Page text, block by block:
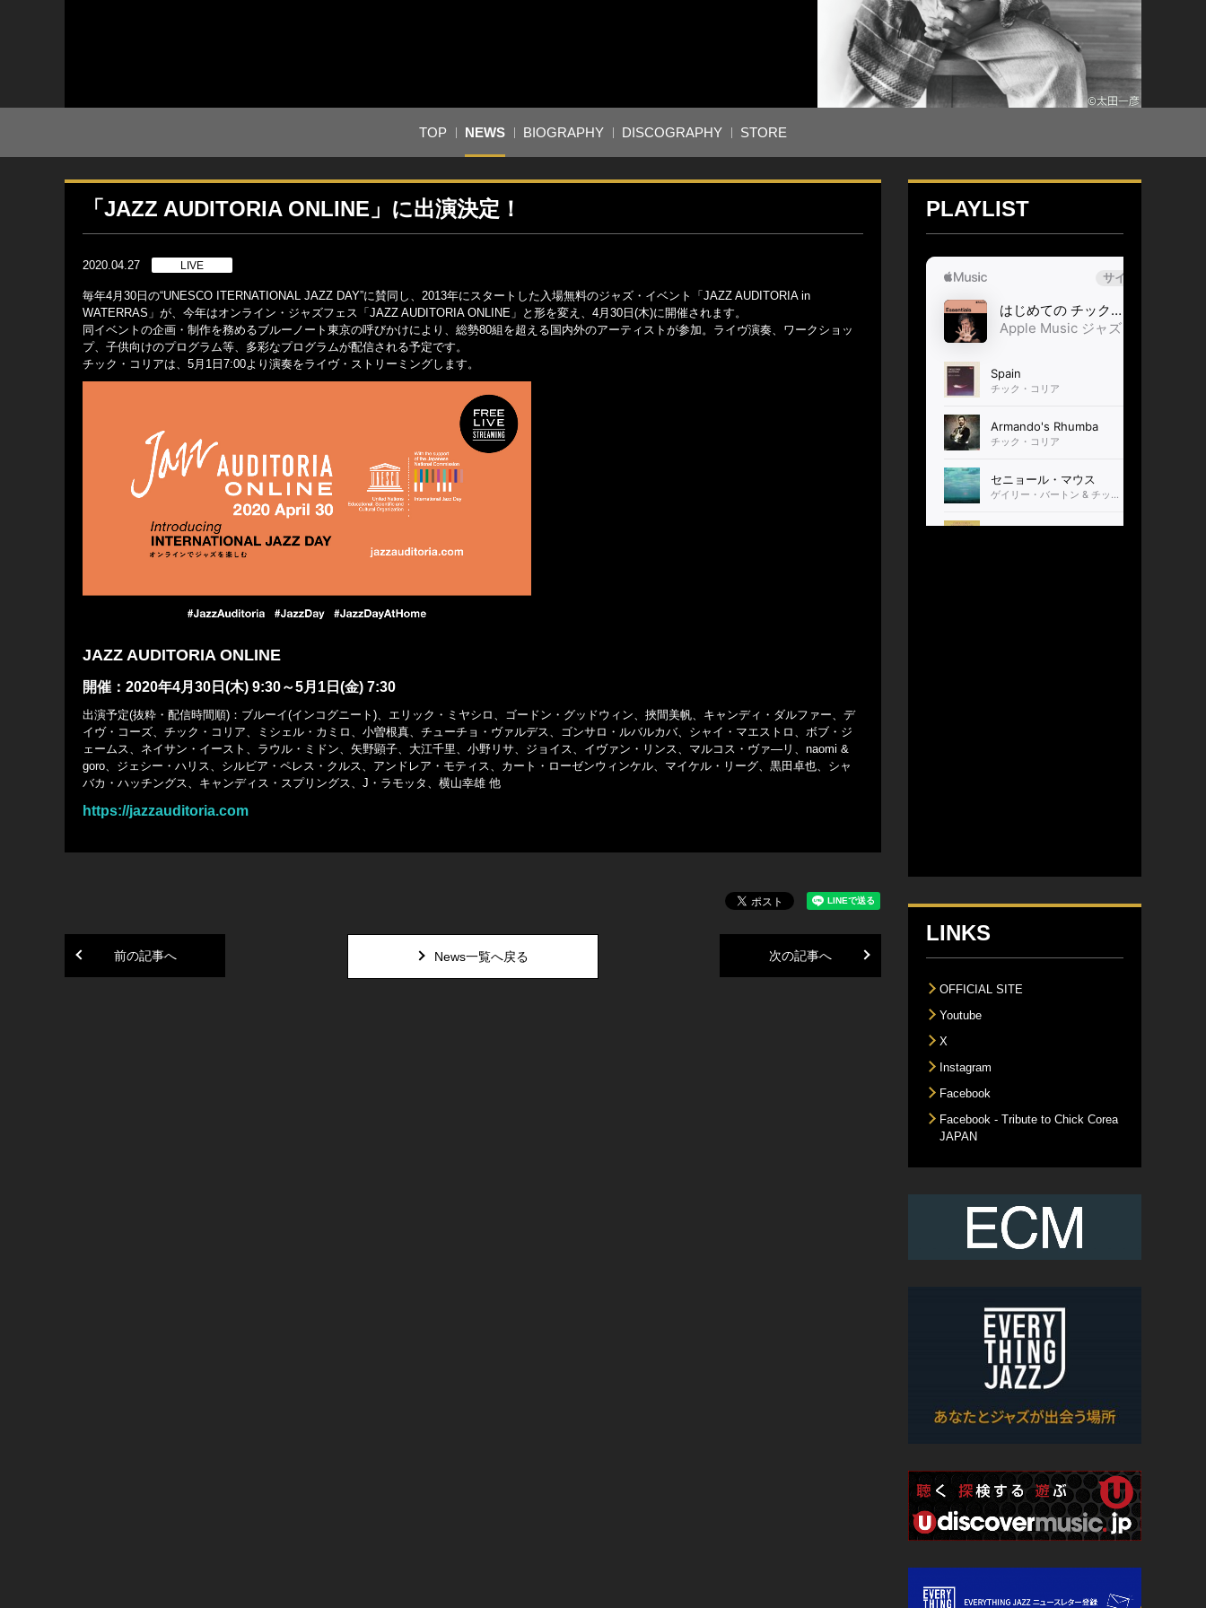
TOP NEWS BIOGRAPHY DISCOGRAPHY STORE
「JAZZ AUDITORIA ONLINE」に出演決定！
2020.04.27 LIVE
毎年4月30日の“UNESCO ITERNATIONAL JAZZ DAY”に賛同し、2013年にスタートした入場無料のジャズ・イベント「JAZZ AUDITORIA in
WATERRAS」が、今年はオンライン・ジャズフェス「JAZZ AUDITORIA ONLINE」と形を変え、4月30日(木)に開催されます。
同イベントの企画・制作を務めるブルーノート東京の呼びかけにより、総勢80組を超える国内外のアーティストが参加。ライヴ演奏、ワークショッ
プ、子供向けのプログラム等、多彩なプログラムが配信される予定です。
チック・コリアは、5月1日7:00より演奏をライヴ・ストリーミングします。
JAZZ AUDITORIA ONLINE
開催：2020年4月30日(木) 9:30～5月1日(金) 7:30
出演予定(抜粋・配信時間順)：ブルーイ(インコグニート)、エリック・ミヤシロ、ゴードン・グッドウィン、挾間美帆、キャンディ・ダルファー、デ
イヴ・コーズ、チック・コリア、ミシェル・カミロ、小曽根真、チューチョ・ヴァルデス、ゴンサロ・ルバルカバ、シャイ・マエストロ、ボブ・ジ
ェームス、ネイサン・イースト、ラウル・ミドン、矢野顕子、大江千里、小野リサ、ジョイス、イヴァン・リンス、マルコス・ヴァ―リ、naomi &
goro、ジェシー・ハリス、シルビア・ペレス・クルス、アンドレア・モティス、カート・ローゼンウィンケル、マイケル・リーグ、黒田卓也、シャ
バカ・ハッチングス、キャンディス・スプリングス、J・ラモッタ、横山幸雄 他
https://jazzauditoria.com
前の記事へ 次の記事へ
News一覧へ戻る
PLAYLIST
LINKS
OFFICIAL SITE
Youtube
X
Instagram
Facebook
Facebook - Tribute to Chick Corea
JAPAN